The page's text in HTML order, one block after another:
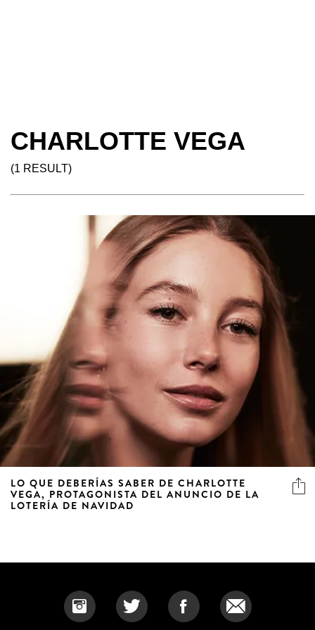
CHARLOTTE VEGA
(1 RESULT)
LO QUE DEBERÍAS SABER DE CHARLOTTE
VEGA, PROTAGONISTA DEL ANUNCIO DE LA
LOTERÍA DE NAVIDAD